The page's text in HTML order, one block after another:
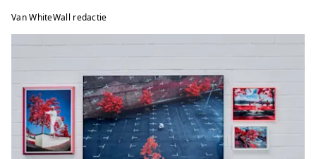
Van WhiteWall redactie